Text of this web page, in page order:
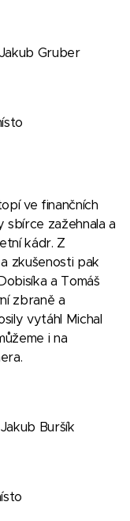
Gruber
ve finančních
sbírce zažehnala a
kádr. Z
zkušenosti pak
a Tomáš
zbraně a
vytáhl Michal
i na
Buršík